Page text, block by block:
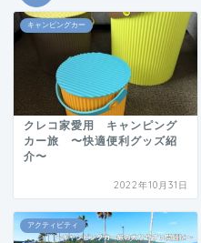
キャンピングカー
クレコ家愛用 キャンピング
カー旅 〜快適便利グッズ紹
介〜
2022年10月31日
アクティビティ